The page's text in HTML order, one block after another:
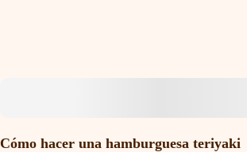
Cómo hacer una hamburguesa teriyaki